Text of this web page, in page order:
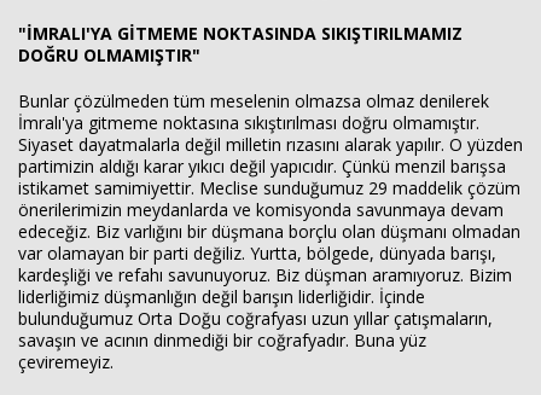
"İMRALI'YA GİTMEME NOKTASINDA SIKIŞTIRILMAMIZ
DOĞRU OLMAMIŞTIR"
Bunlar çözülmeden tüm meselenin olmazsa olmaz denilerek
İmralı'ya gitmeme noktasına sıkıştırılması doğru olmamıştır.
Siyaset dayatmalarla değil milletin rızasını alarak yapılır. O yüzden
partimizin aldığı karar yıkıcı değil yapıcıdır. Çünkü menzil barışsa
istikamet samimiyettir. Meclise sunduğumuz 29 maddelik çözüm
önerilerimizin meydanlarda ve komisyonda savunmaya devam
edeceğiz. Biz varlığını bir düşmana borçlu olan düşmanı olmadan
var olamayan bir parti değiliz. Yurtta, bölgede, dünyada barışı,
kardeşliği ve refahı savunuyoruz. Biz düşman aramıyoruz. Bizim
liderliğimiz düşmanlığın değil barışın liderliğidir. İçinde
bulunduğumuz Orta Doğu coğrafyası uzun yıllar çatışmaların,
savaşın ve acının dinmediği bir coğrafyadır. Buna yüz
çeviremeyiz.